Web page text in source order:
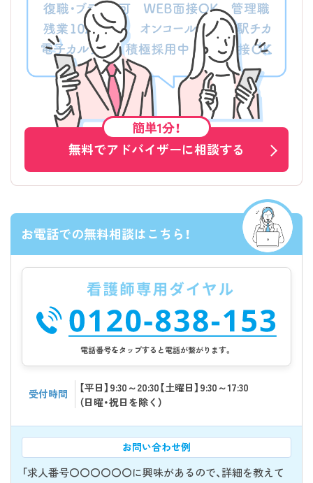
簡単1分！
無料でアドバイザーに相談する
お電話での無料相談はこちら！
電話番号をタップすると電話が繋がります。
受付時間
【平日】9:30～20:30【土曜日】9:30～17:30
（日曜・祝日を除く）
お問い合わせ例
「求人番号〇〇〇〇〇〇に興味があるので、詳細を教えて